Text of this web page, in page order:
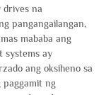
drives na
pangangailangan,
mababa ang
systems ay
ang oksiheno sa
paggamit ng